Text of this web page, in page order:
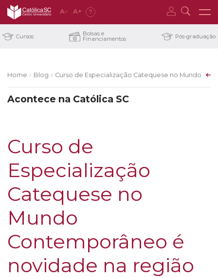
A- A+ ?
Cursos Bolsas e
Financiamentos Pós-graduação
Home / Blog / Curso de Especialização Catequese no Mundo
Acontece na Católica SC
Curso de
Especialização
Catequese no
Mundo
Contemporâneo é
novidade na região